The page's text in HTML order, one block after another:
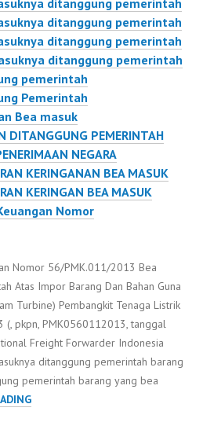
ditanggung pemerintah
ditanggung pemerintah
ditanggung pemerintah
ditanggung pemerintah
pemerintah
Pemerintah
Bea masuk
DITANGGUNG PEMERINTAH
NEGARA
KERINGANAN BEA MASUK
KERINGAN BEA MASUK
Nomor
Nomor 56/PMK.011/2013 Bea
Atas Impor Barang Dan Bahan Guna
Turbine) Pembangkit Tenaga Listrik
(, pkpn, PMK0560112013, tanggal
Freight Forwarder Indonesia
ditanggung pemerintah barang
pemerintah barang yang bea
BARANG